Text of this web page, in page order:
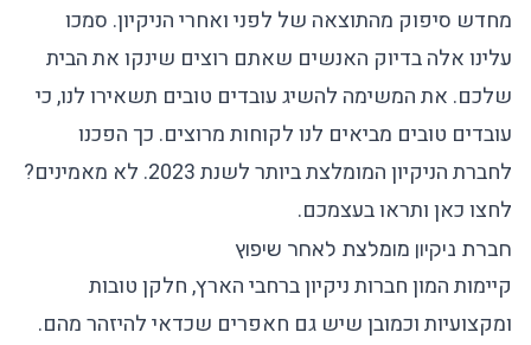
מחדש סיפוק מהתוצאה של לפני ואחרי הניקיון. סמכו
עלינו אלה בדיוק האנשים שאתם רוצים שינקו את הבית
שלכם. את המשימה להשיג עובדים טובים תשאירו לנו, כי
עובדים טובים מביאים לנו לקוחות מרוצים. כך הפכנו
לחברת הניקיון המומלצת ביותר לשנת 2023. לא מאמינים?
לחצו כאןותראו בעצמכם.
חברת ניקיון מומלצת לאחר שיפוץ
קיימות המון חברות ניקיון ברחבי הארץ, חלקן טובות
ומקצועיות וכמובן שיש גם חאפרים שכדאי להיזהר מהם.